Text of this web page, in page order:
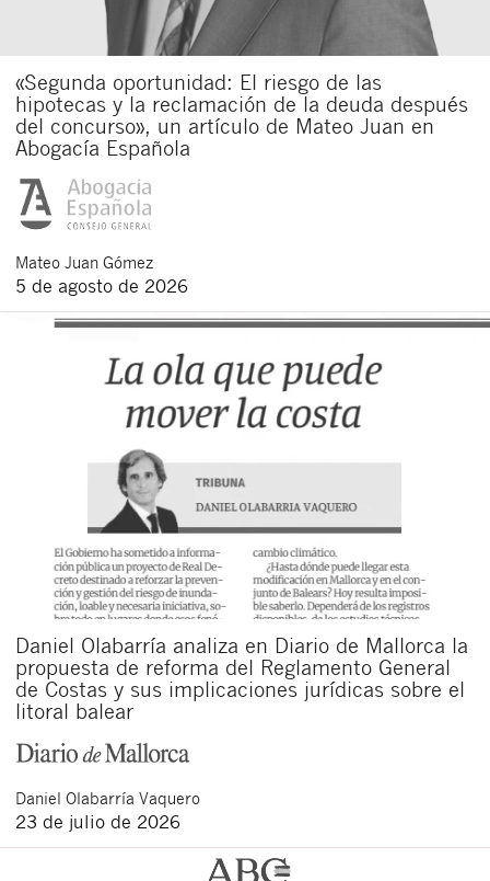
«Segunda oportunidad: El riesgo de las
hipotecas y la reclamación de la deuda después
del concurso», un artículo de Mateo Juan en
Abogacía Española
Mateo Juan Gómez
5 de agosto de 2026
Daniel Olabarría analiza en Diario de Mallorca la
propuesta de reforma del Reglamento General
de Costas y sus implicaciones jurídicas sobre el
litoral balear
Daniel Olabarría Vaquero
23 de julio de 2026